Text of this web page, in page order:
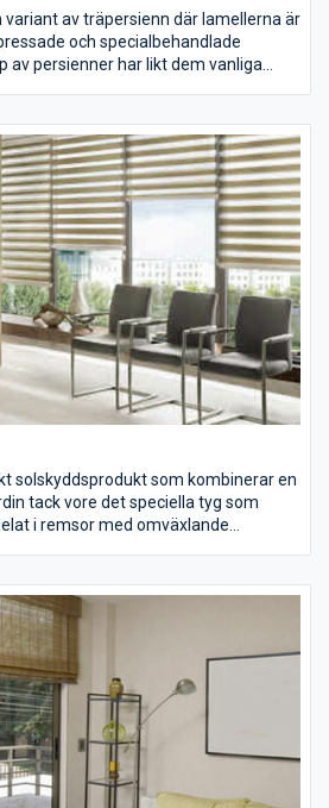
variant av träpersienn där lamellerna är
och specialbehandlade
av persienner har likt dem vanliga
Detta gör att pakethöjden vid
blir mindre.
solskyddsprodukt som kombinerar en
tack vore det speciella tyg som
i remsor med omväxlande
varandra. Man kan alltså förhindra
eller stänga för insyn helt och få en
kan man rulla upp tyget helt och
gardiner kan enkelt täcka relativt
egenskaper manövrerar man
smidigt. Givetvis levererar
typer av styrning:
till elmotordriven med eller utan